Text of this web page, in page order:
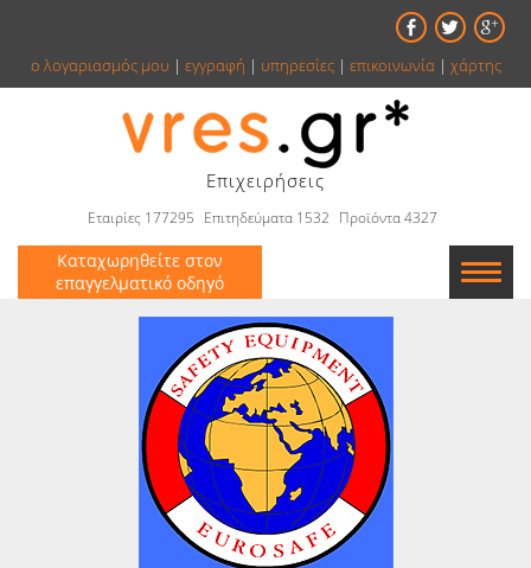
ο λογαριασμός μου | εγγραφή | υπηρεσίες| επικοινωνία| χάρτης
Επιχειρήσεις
Εταιρίες 177295 Επιτηδεύματα 1532 Προϊόντα 4327
Καταχωρηθείτε στον
επαγγελματικό οδηγό
Εταιρείες
Κατάλογος
Αγγελίες